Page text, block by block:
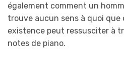
également comment un
trouve aucun sens à quoi que
existence peut ressusciter à
notes de piano.